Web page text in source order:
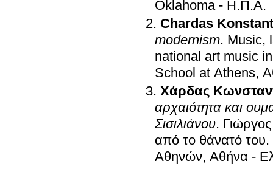
Oklahoma - Η.Π.Α.
Chardas
modernism. Music,
national art music
School at Athens,
Χάρδας
αρχαιότητα και
Σισιλιάνου.
από το θάνατό του.
Αθηνών, Αθήνα -